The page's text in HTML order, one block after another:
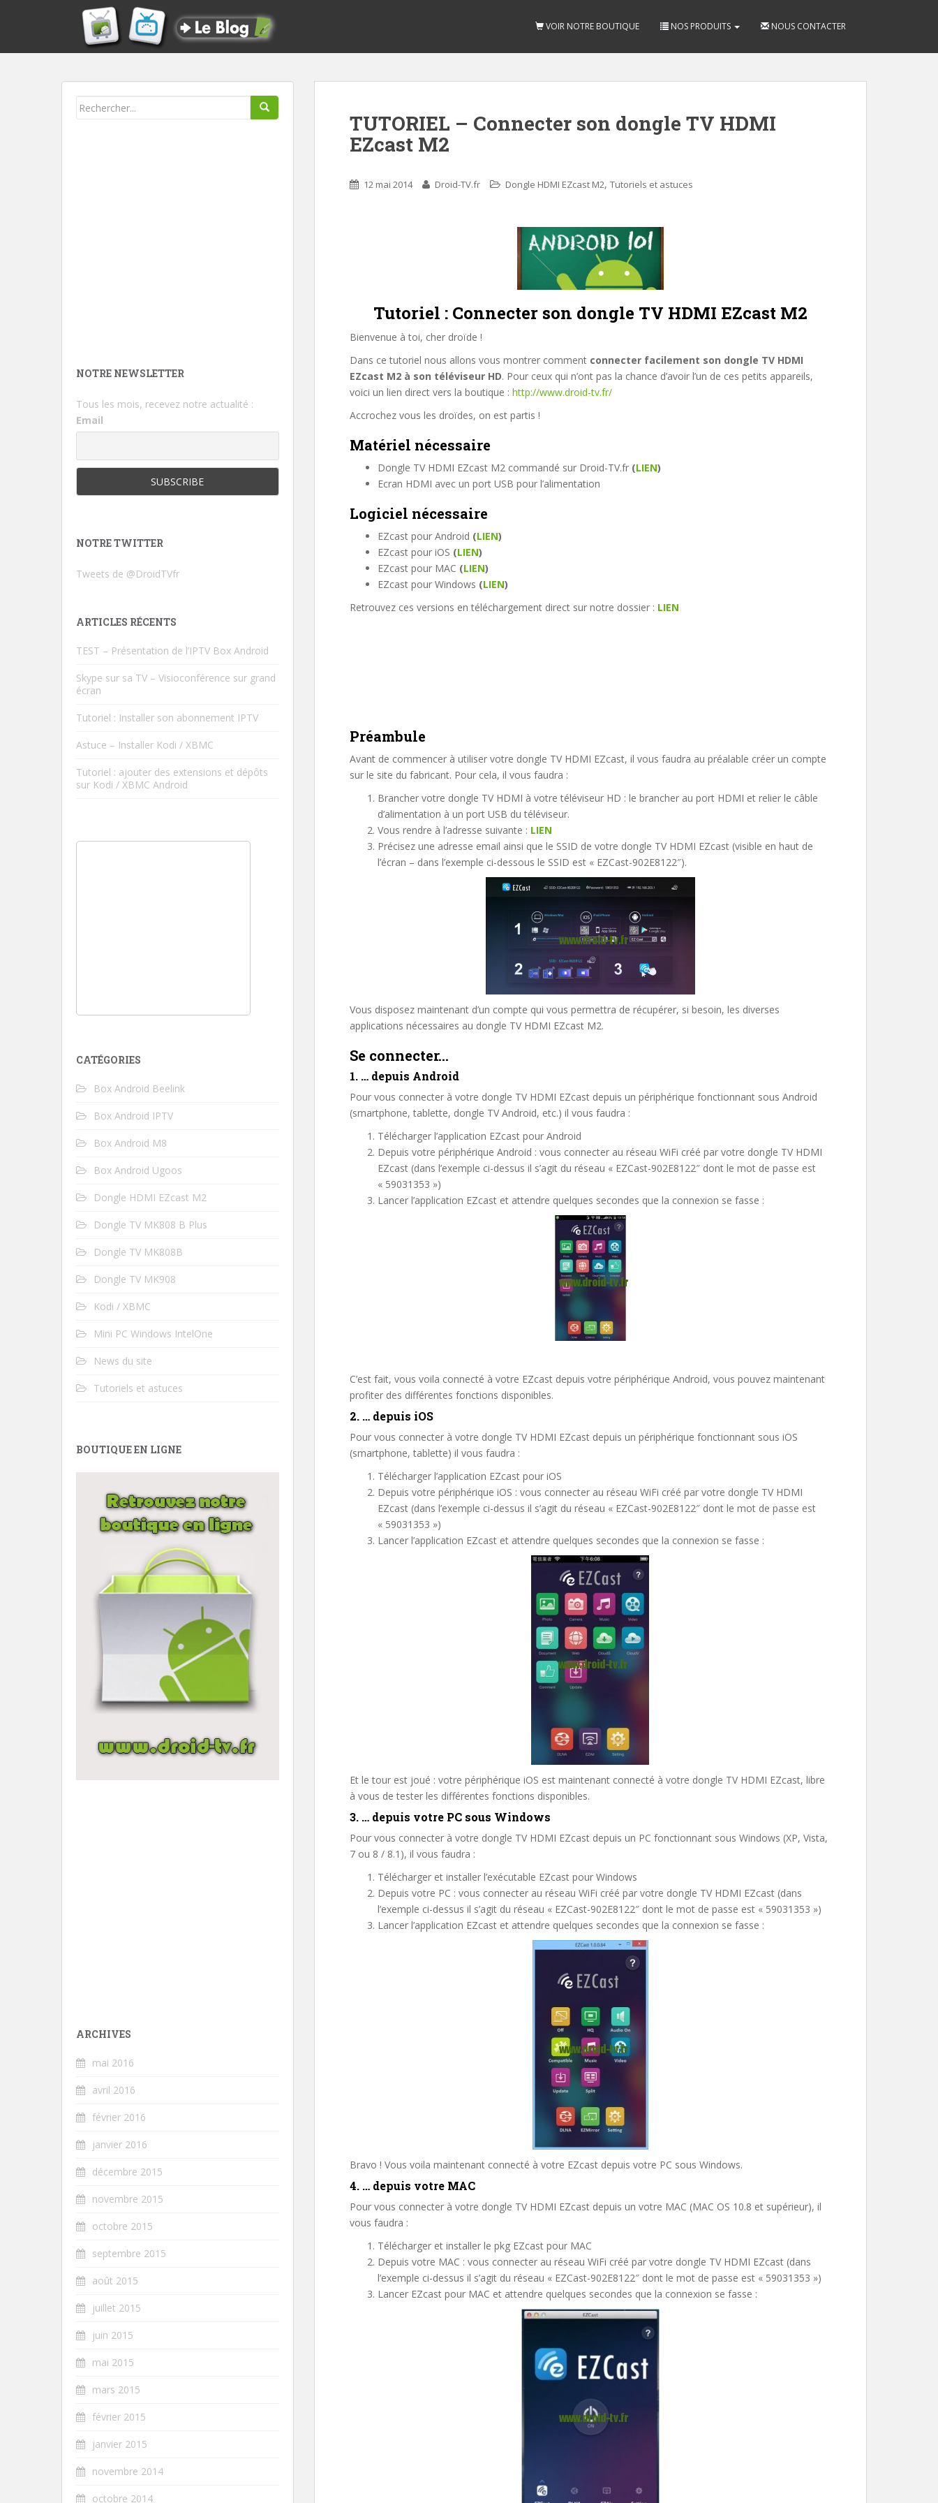
VOIR NOTRE BOUTIQUE NOS PRODUITS NOUS CONTACTER
TUTORIEL – Connecter son dongle TV HDMI
EZcast M2
12 mai 2014 Droid-TV.fr Dongle HDMI EZcast M2, Tutoriels et astuces
Tutoriel : Connecter son dongle TV HDMI EZcast M2
Bienvenue à toi, cher droïde !
Dans ce tutoriel nous allons vous montrer comment connecter facilement son dongle TV HDMI
EZcast M2 à son téléviseur HD. Pour ceux qui n’ont pas la chance d’avoir l’un de ces petits appareils,
voici un lien direct vers la boutique : http://www.droid-tv.fr/
Accrochez vous les droïdes, on est partis !
Matériel nécessaire
Dongle TV HDMI EZcast M2 commandé sur Droid-TV.fr (LIEN)
Ecran HDMI avec un port USB pour l’alimentation
Logiciel nécessaire
EZcast pour Android (LIEN)
EZcast pour iOS (LIEN)
EZcast pour MAC (LIEN)
EZcast pour Windows (LIEN)
Retrouvez ces versions en téléchargement direct sur notre dossier : LIEN
Préambule
Avant de commencer à utiliser votre dongle TV HDMI EZcast, il vous faudra au préalable créer un compte
sur le site du fabricant. Pour cela, il vous faudra :
Brancher votre dongle TV HDMI à votre téléviseur HD : le brancher au port HDMI et relier le câble
d’alimentation à un port USB du téléviseur.
Vous rendre à l’adresse suivante : LIEN
Précisez une adresse email ainsi que le SSID de votre dongle TV HDMI EZcast (visible en haut de
l’écran – dans l’exemple ci-dessous le SSID est « EZCast-902E8122″).
Vous disposez maintenant d’un compte qui vous permettra de récupérer, si besoin, les diverses
applications nécessaires au dongle TV HDMI EZcast M2.
Se connecter…
1. … depuis Android
Pour vous connecter à votre dongle TV HDMI EZcast depuis un périphérique fonctionnant sous Android
(smartphone, tablette, dongle TV Android, etc.) il vous faudra :
Télécharger l’application EZcast pour Android
Depuis votre périphérique Android : vous connecter au réseau WiFi créé par votre dongle TV HDMI
EZcast (dans l’exemple ci-dessus il s’agit du réseau « EZCast-902E8122″ dont le mot de passe est
« 59031353 »)
Lancer l’application EZcast et attendre quelques secondes que la connexion se fasse :
C’est fait, vous voila connecté à votre EZcast depuis votre périphérique Android, vous pouvez maintenant
profiter des différentes fonctions disponibles.
2. … depuis iOS
Pour vous connecter à votre dongle TV HDMI EZcast depuis un périphérique fonctionnant sous iOS
(smartphone, tablette) il vous faudra :
Télécharger l’application EZcast pour iOS
Depuis votre périphérique iOS : vous connecter au réseau WiFi créé par votre dongle TV HDMI
EZcast (dans l’exemple ci-dessus il s’agit du réseau « EZCast-902E8122″ dont le mot de passe est
« 59031353 »)
Lancer l’application EZcast et attendre quelques secondes que la connexion se fasse :
Et le tour est joué : votre périphérique iOS est maintenant connecté à votre dongle TV HDMI EZcast, libre
à vous de tester les différentes fonctions disponibles.
3. … depuis votre PC sous Windows
Pour vous connecter à votre dongle TV HDMI EZcast depuis un PC fonctionnant sous Windows (XP, Vista,
7 ou 8 / 8.1), il vous faudra :
Télécharger et installer l’exécutable EZcast pour Windows
Depuis votre PC : vous connecter au réseau WiFi créé par votre dongle TV HDMI EZcast (dans
l’exemple ci-dessus il s’agit du réseau « EZCast-902E8122″ dont le mot de passe est « 59031353 »)
Lancer l’application EZcast et attendre quelques secondes que la connexion se fasse :
Bravo ! Vous voila maintenant connecté à votre EZcast depuis votre PC sous Windows.
4. … depuis votre MAC
Pour vous connecter à votre dongle TV HDMI EZcast depuis un votre MAC (MAC OS 10.8 et supérieur), il
vous faudra :
Télécharger et installer le pkg EZcast pour MAC
Depuis votre MAC : vous connecter au réseau WiFi créé par votre dongle TV HDMI EZcast (dans
l’exemple ci-dessus il s’agit du réseau « EZCast-902E8122″ dont le mot de passe est « 59031353 »)
Lancer EZcast pour MAC et attendre quelques secondes que la connexion se fasse :
NOTRE NEWSLETTER
Tous les mois, recevez notre actualité :
Email
NOTRE TWITTER
Tweets de @DroidTVfr
ARTICLES RÉCENTS
TEST – Présentation de l’IPTV Box Android
Skype sur sa TV – Visioconférence sur grand
écran
Tutoriel : Installer son abonnement IPTV
Astuce – Installer Kodi / XBMC
Tutoriel : ajouter des extensions et dépôts
sur Kodi / XBMC Android
CATÉGORIES
Box Android Beelink
Box Android IPTV
Box Android M8
Box Android Ugoos
Dongle HDMI EZcast M2
Dongle TV MK808 B Plus
Dongle TV MK808B
Dongle TV MK908
Kodi / XBMC
Mini PC Windows IntelOne
News du site
Tutoriels et astuces
BOUTIQUE EN LIGNE
ARCHIVES
mai 2016
avril 2016
février 2016
janvier 2016
décembre 2015
novembre 2015
octobre 2015
septembre 2015
août 2015
juillet 2015
juin 2015
mai 2015
mars 2015
février 2015
janvier 2015
novembre 2014
octobre 2014